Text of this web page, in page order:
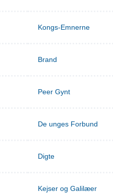
Kongs-Emnerne
Brand
Peer Gynt
De unges Forbund
Digte
Kejser og Galilæer